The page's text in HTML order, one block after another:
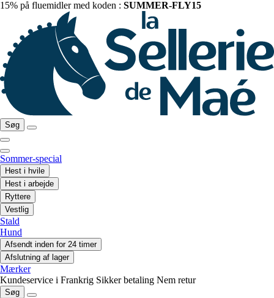
15% på fluemidler med koden : SUMMER-FLY15
Søg
Sommer-special
Hest i hvile
Hest i arbejde
Ryttere
Vestlig
Stald
Hund
Afsendt inden for 24 timer
Afslutning af lager
Mærker
Kundeservice i Frankrig Sikker betaling Nem retur
Søg